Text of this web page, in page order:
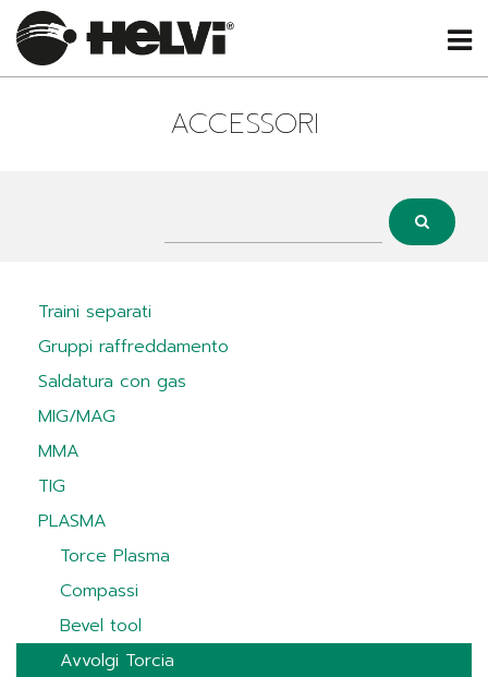
ACCESSORI
Traini separati
Gruppi raffreddamento
Saldatura con gas
MIG/MAG
MMA
TIG
PLASMA
Torce Plasma
Compassi
Bevel tool
Avvolgi Torcia